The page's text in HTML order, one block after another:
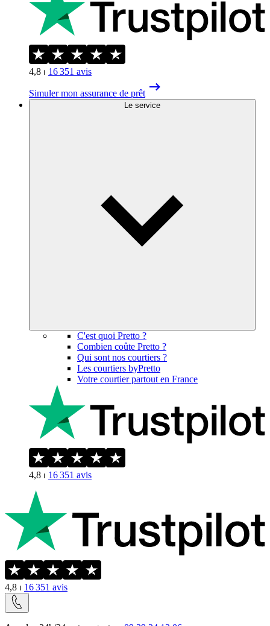
4,8 ⏐ 16 351 avis
Simuler mon assurance de prêt
Le service
C'est quoi Pretto ?
Combien coûte Pretto ?
Qui sont nos courtiers ?
Les courtiers byPretto
Votre courtier partout en France
4,8 ⏐ 16 351 avis
4,8 ⏐ 16 351 avis